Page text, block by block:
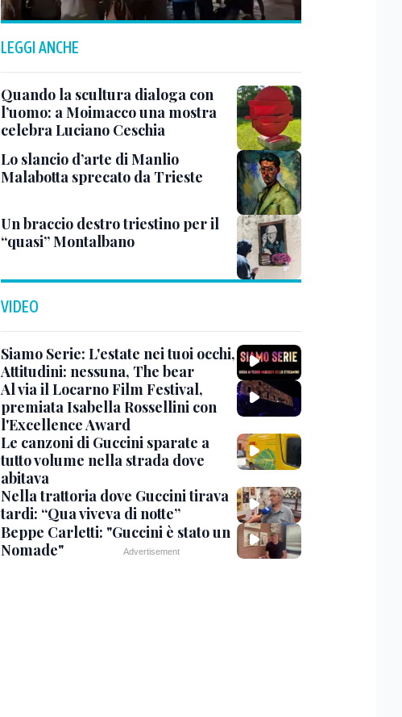
LEGGI ANCHE
Quando la scultura dialoga con
l’uomo: a Moimacco una mostra
celebra Luciano Ceschia
Lo slancio d’arte di Manlio
Malabotta sprecato da Trieste
Un braccio destro triestino per il
“quasi” Montalbano
VIDEO
Siamo Serie: L'estate nei tuoi occhi,
Attitudini: nessuna, The bear
Al via il Locarno Film Festival,
premiata Isabella Rossellini con
l'Excellence Award
Le canzoni di Guccini sparate a
tutto volume nella strada dove
abitava
Nella trattoria dove Guccini tirava
tardi: “Qua viveva di notte”
Beppe Carletti: "Guccini è stato un
Nomade"